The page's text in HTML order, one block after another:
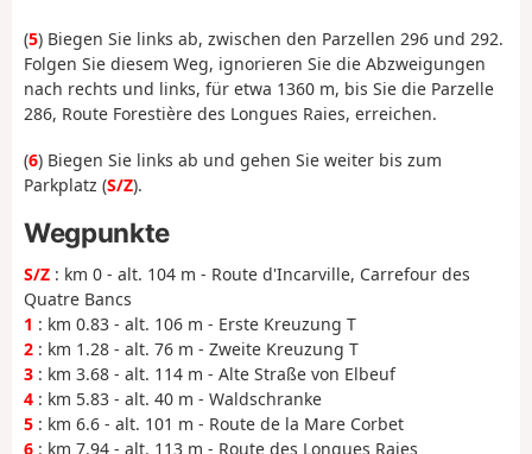
(5) Biegen Sie links ab, zwischen den Parzellen 296 und 292.
Folgen Sie diesem Weg, ignorieren Sie die Abzweigungen
nach rechts und links, für etwa 1360 m, bis Sie die Parzelle
286, Route Forestière des Longues Raies, erreichen.
(6) Biegen Sie links ab und gehen Sie weiter bis zum
Parkplatz (S/Z).
Wegpunkte
S/Z : km 0 - alt. 104 m - Route d'Incarville, Carrefour des
Quatre Bancs
1 : km 0.83 - alt. 106 m - Erste Kreuzung T
2 : km 1.28 - alt. 76 m - Zweite Kreuzung T
3 : km 3.68 - alt. 114 m - Alte Straße von Elbeuf
4 : km 5.83 - alt. 40 m - Waldschranke
5 : km 6.6 - alt. 101 m - Route de la Mare Corbet
6 : km 7.94 - alt. 113 m - Route des Longues Raies